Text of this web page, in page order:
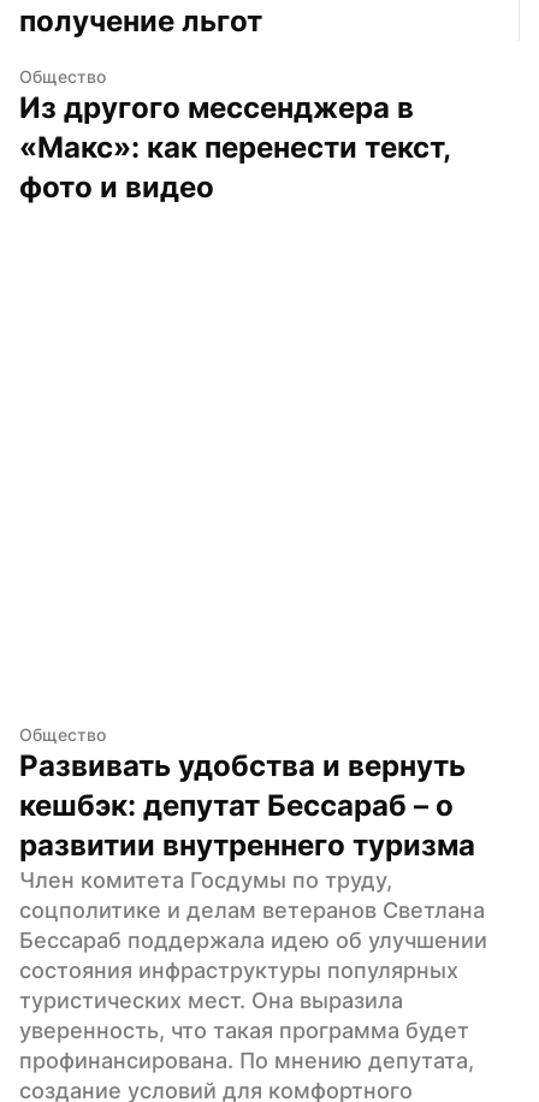
получение льгот
Общество
Из другого мессенджера в
«Макс»: как перенести текст,
фото и видео
Общество
Развивать удобства и вернуть
кешбэк: депутат Бессараб – о
развитии внутреннего туризма
Член комитета Госдумы по труду,
соцполитике и делам ветеранов Светлана
Бессараб поддержала идею об улучшении
состояния инфраструктуры популярных
туристических мест. Она выразила
уверенность, что такая программа будет
профинансирована. По мнению депутата,
создание условий для комфортного